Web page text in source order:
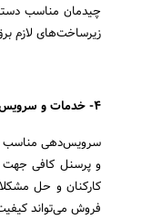
چیدمان مناسب
زیرساخت‌های لازم
4- خدمات و
سرویس‌دهی مناسب
و پرسنل کافی جهت
کارکنان و حل
فروش می‌تواند